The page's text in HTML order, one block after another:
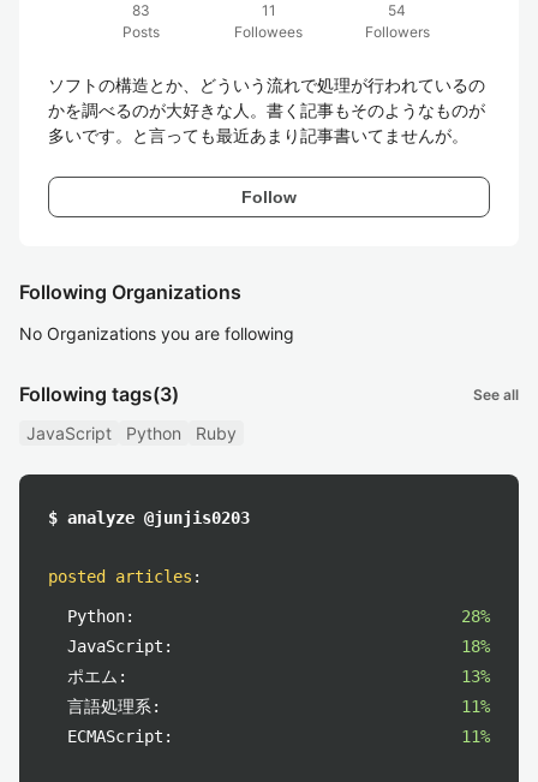
83
Posts
11
Followees
54
Followers
ソフトの構造とか、どういう流れで処理が行われているの
かを調べるのが大好きな人。書く記事もそのようなものが
多いです。と言っても最近あまり記事書いてませんが。
Follow
Following Organizations
No Organizations you are following
Following tags(3) See all
JavaScript Python Ruby
$ analyze @junjis0203
posted articles :
Python:
28%
JavaScript:
18%
ポエム:
13%
言語処理系:
11%
ECMAScript:
11%